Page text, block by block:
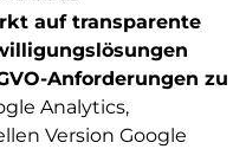
auf transparente
Anforderungen zu
Analytics,
Version Google